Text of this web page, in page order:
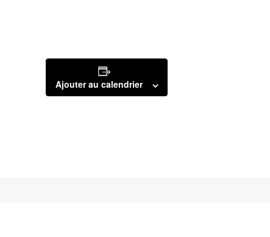
Ajouter au calendrier